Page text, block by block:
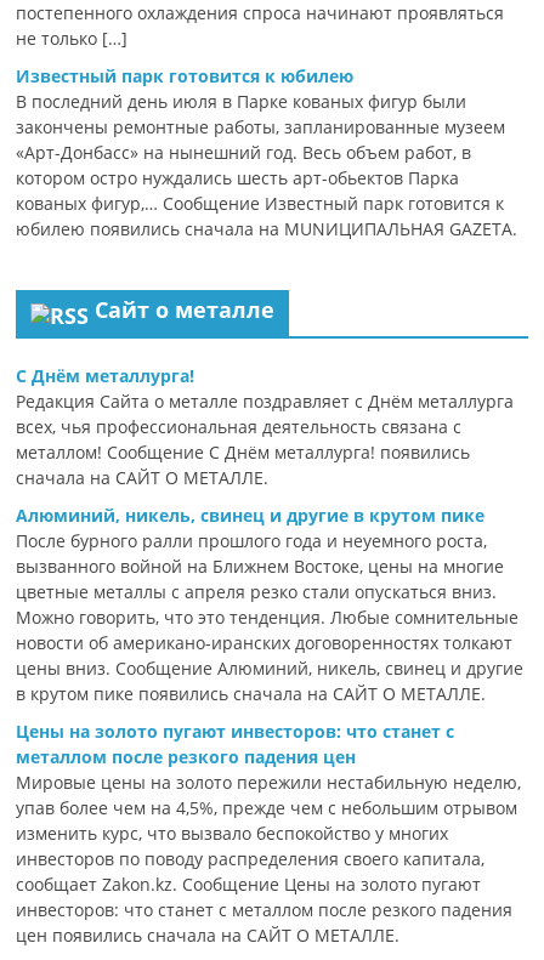
постепенного охлаждения спроса начинают проявляться
не только […]
Известный парк готовится к юбилею
В последний день июля в Парке кованых фигур были
закончены ремонтные работы, запланированные музеем
«Арт-Донбасс» на нынешний год. Весь объем работ, в
котором остро нуждались шесть арт-обьектов Парка
кованых фигур,… Сообщение Известный парк готовится к
юбилею появились сначала на MUNИЦИПАЛЬНАЯ GAZЕТА.
Сайт о металле
С Днём металлурга!
Редакция Сайта о металле поздравляет с Днём металлурга
всех, чья профессиональная деятельность связана с
металлом! Сообщение С Днём металлурга! появились
сначала на САЙТ О МЕТАЛЛЕ.
Алюминий, никель, свинец и другие в крутом пике
После бурного ралли прошлого года и неуемного роста,
вызванного войной на Ближнем Востоке, цены на многие
цветные металлы с апреля резко стали опускаться вниз.
Можно говорить, что это тенденция. Любые сомнительные
новости об американо-иранских договоренностях толкают
цены вниз. Сообщение Алюминий, никель, свинец и другие
в крутом пике появились сначала на САЙТ О МЕТАЛЛЕ.
Цены на золото пугают инвесторов: что станет с
металлом после резкого падения цен
Мировые цены на золото пережили нестабильную неделю,
упав более чем на 4,5%, прежде чем с небольшим отрывом
изменить курс, что вызвало беспокойство у многих
инвесторов по поводу распределения своего капитала,
сообщает Zakon.kz. Сообщение Цены на золото пугают
инвесторов: что станет с металлом после резкого падения
цен появились сначала на САЙТ О МЕТАЛЛЕ.